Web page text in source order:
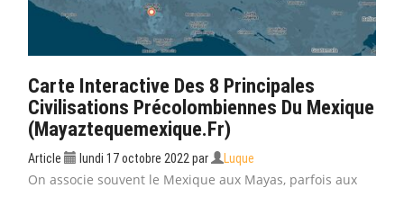
Carte Interactive Des 8 Principales
Civilisations Précolombiennes Du Mexique
(mayaztequemexique.fr)
Article lundi 17 octobre 2022 par Luque
On associe souvent le Mexique aux Mayas, parfois aux